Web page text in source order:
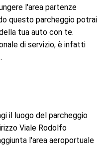
l'area partenze
questo parcheggio potrai
tua auto con te.
di servizio, è infatti
il luogo del parcheggio
Viale Rodolfo
l'area aeroportuale